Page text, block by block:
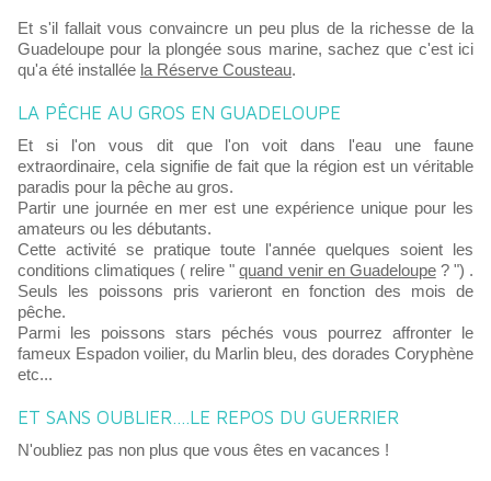
Et s'il fallait vous convaincre un peu plus de la richesse de la
Guadeloupe pour la plongée sous marine, sachez que c'est ici
qu'a été installée la Réserve Cousteau.
LA PÊCHE AU GROS EN GUADELOUPE
Et si l'on vous dit que l'on voit dans l'eau une faune
extraordinaire, cela signifie de fait que la région est un véritable
paradis pour la pêche au gros.
Partir une journée en mer est une expérience unique pour les
amateurs ou les débutants.
Cette activité se pratique toute l'année quelques soient les
conditions climatiques ( relire "quand venir en Guadeloupe? ") .
Seuls les poissons pris varieront en fonction des mois de
pêche.
Parmi les poissons stars péchés vous pourrez affronter le
fameux Espadon voilier, du Marlin bleu, des dorades Coryphène
etc...
ET SANS OUBLIER....LE REPOS DU GUERRIER
N'oubliez pas non plus que vous êtes en vacances !